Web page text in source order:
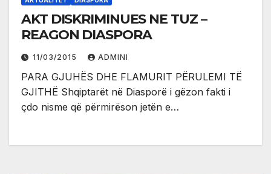
AKT DISKRIMINUES NE TUZ –
REAGON DIASPORA
11/03/2015 ADMINI
PARA GJUHËS DHE FLAMURIT PËRULEMI TË
GJITHË Shqiptarët në Diasporë i gëzon fakti i
çdo nisme që përmirëson jetën e…